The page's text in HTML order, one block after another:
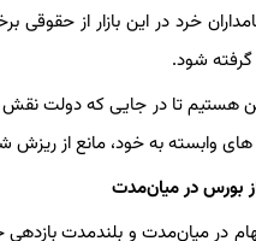
خرد در این بازار از
گرفته شود.
هستیم تا در جایی که دولت نقش
وابسته به خود، مانع از
بورس در میان‌مدت
سهام در میان‌مدت و بلندمدت